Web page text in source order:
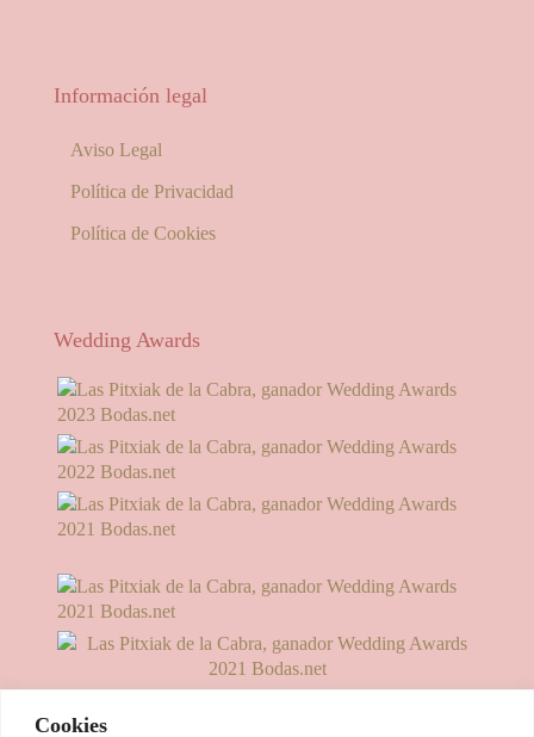
Cookies
Información legal
Aviso Legal
Política de Privacidad
Política de Cookies
Wedding Awards